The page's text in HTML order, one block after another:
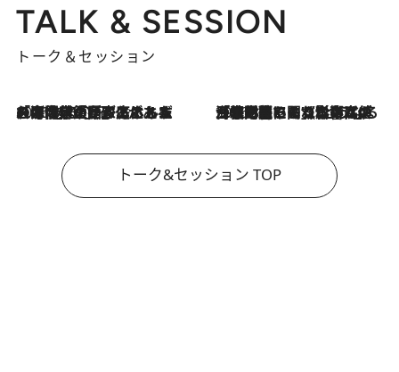
TALK & SESSION
トーク＆セッション
2026.8.3
「今後値上げがあるとすれば…」「リスクがあるのは今年の冬」エネルギー専門家が語る、ホルムズ海峡封鎖が家庭にもたらす“ある心配” 2026.8.3
「住宅建てられない…」「サーチャージ料の高値が続いている」ホルムズ海峡封鎖による影響はいつまで続く？《エネルギー専門家に聞く“どうなる日本の暮らし”》
トーク&セッション TOP